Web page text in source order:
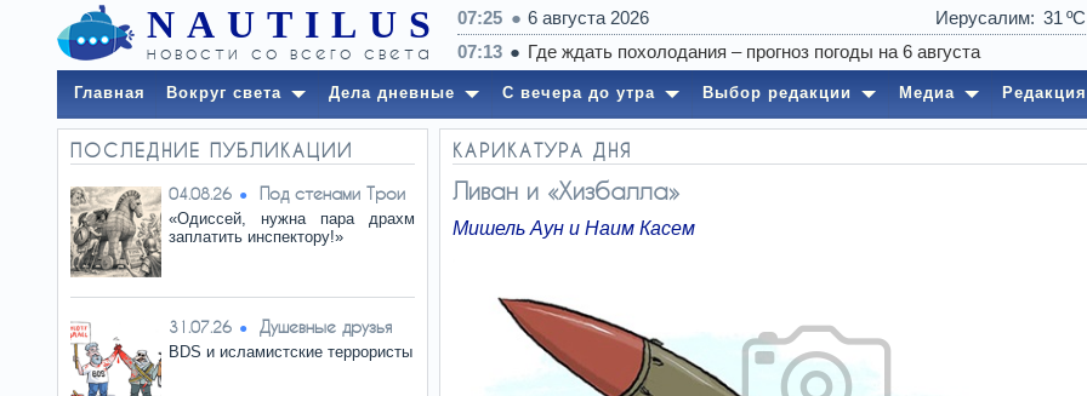
NAUTILUS
новости со всего света
07:25 6 августа 2026 Иерусалим 31
Главная Вокруг света Дела дневные С вечера до утра Выбор редакции Медиа Редакция
ПОСЛЕДНИЕ ПУБЛИКАЦИИ
04.08.26 Под стенами Трои
«Одиссей, нужна пара драхм
заплатить инспектору!»
31.07.26 Душевные друзья
BDS и исламистские террористы
КАРИКАТУРА ДНЯ
Ливан и «Хизбалла»
Мишель Аун и Наим Касем